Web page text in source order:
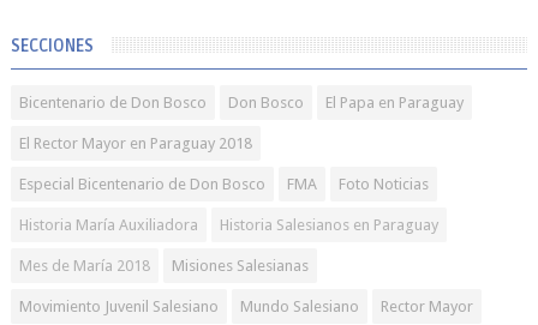
SECCIONES
Bicentenario de Don Bosco Don Bosco El Papa en Paraguay
El Rector Mayor en Paraguay 2018
Especial Bicentenario de Don Bosco FMA Foto Noticias
Historia María Auxiliadora Historia Salesianos en Paraguay
Mes de María 2018 Misiones Salesianas
Movimiento Juvenil Salesiano Mundo Salesiano Rector Mayor